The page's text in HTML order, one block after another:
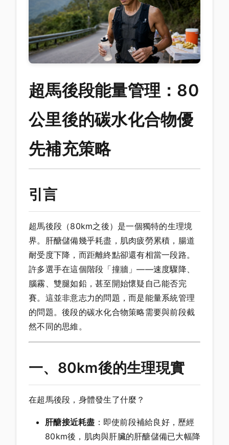
超馬後段能量管理：80
公里後的碳水化合物優
先補充策略
引言
超馬後段（80km之後）是一個獨特的生理境
界。肝醣儲備幾乎耗盡，肌肉疲勞累積，腸道
耐受度下降，而距離終點卻還有相當一段路。
許多選手在這個階段「撞牆」——速度驟降、
腦霧、雙腿如鉛，甚至開始懷疑自己能否完
賽。這並非意志力的問題，而是能量系統管理
的問題。後段的碳水化合物策略需要與前段截
然不同的思維。
一、80km後的生理現實
在超馬後段，身體發生了什麼？
肝醣接近耗盡 ：即使前段補給良好，歷經
80km後，肌肉與肝臟的肝醣儲備已大幅降